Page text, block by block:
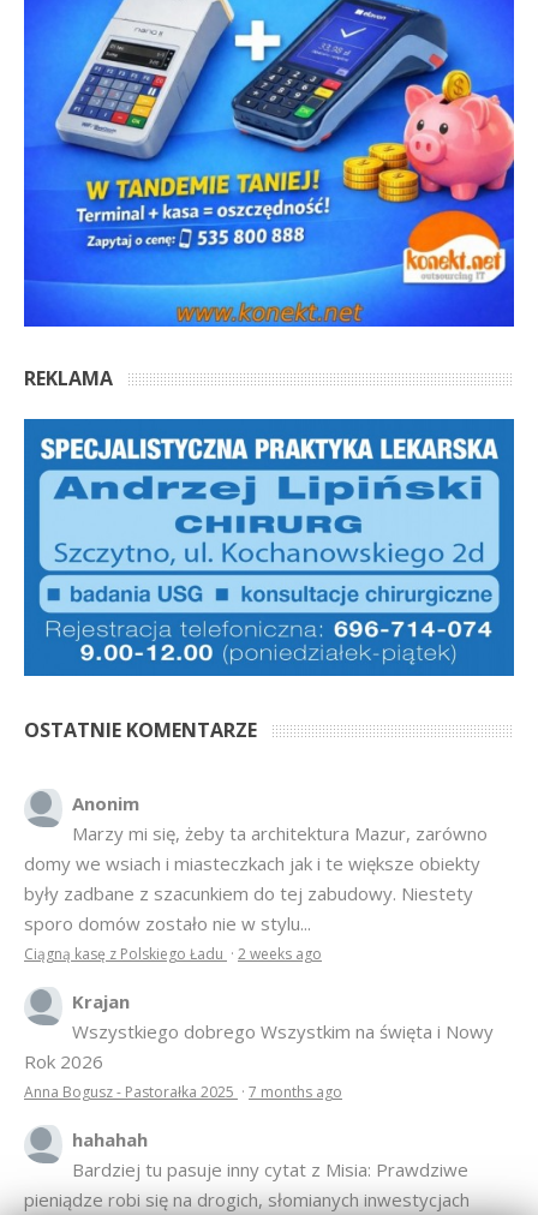
REKLAMA
OSTATNIE KOMENTARZE
Anonim
Marzy mi się, żeby ta architektura Mazur, zarówno
domy we wsiach i miasteczkach jak i te większe obiekty
były zadbane z szacunkiem do tej zabudowy. Niestety
sporo domów zostało nie w stylu...
Ciągną kasę z Polskiego Ładu · 2 weeks ago
Krajan
Wszystkiego dobrego Wszystkim na święta i Nowy
Rok 2026
Anna Bogusz - Pastorałka 2025 · 7 months ago
hahahah
Bardziej tu pasuje inny cytat z Misia: Prawdziwe
pieniądze robi się na drogich, słomianych inwestycjach